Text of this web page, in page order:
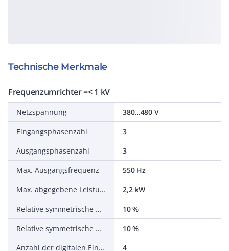
Technische Merkmale
Frequenzumrichter =< 1 kV
Netzspannung
380...480 V
Eingangsphasenzahl
3
Ausgangsphasenzahl
3
Max. Ausgangsfrequenz
550 Hz
Max. abgegebene Leistung bei linearer Belastung bei Bemessungsausgangsspannung
2,2 kW
Relative symmetrische Netzfrequenztoleranz
10 %
Relative symmetrische Netzspannungstoleranz
10 %
Anzahl der digitalen Eingänge
4